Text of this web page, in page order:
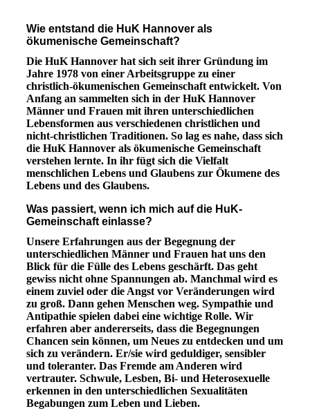
Wie entstand die HuK Hannover als
ökumenische Gemeinschaft?
Die HuK Hannover hat sich seit ihrer Gründung im
Jahre 1978 von einer Arbeitsgruppe zu einer
christlich-ökumenischen Gemeinschaft entwickelt. Von
Anfang an sammelten sich in der HuK Hannover
Männer und Frauen mit ihren unterschiedlichen
Lebensformen aus verschiedenen christlichen und
nicht-christlichen Traditionen. So lag es nahe, dass sich
die HuK Hannover als ökumenische Gemeinschaft
verstehen lernte. In ihr fügt sich die Vielfalt
menschlichen Lebens und Glaubens zur Ökumene des
Lebens und des Glaubens.
Was passiert, wenn ich mich auf die HuK-
Gemeinschaft einlasse?
Unsere Erfahrungen aus der Begegnung der
unterschiedlichen Männer und Frauen hat uns den
Blick für die Fülle des Lebens geschärft. Das geht
gewiss nicht ohne Spannungen ab. Manchmal wird es
einem zuviel oder die Angst vor Veränderungen wird
zu groß. Dann gehen Menschen weg. Sympathie und
Antipathie spielen dabei eine wichtige Rolle. Wir
erfahren aber andererseits, dass die Begegnungen
Chancen sein können, um Neues zu entdecken und um
sich zu verändern. Er/sie wird geduldiger, sensibler
und toleranter. Das Fremde am Anderen wird
vertrauter. Schwule, Lesben, Bi- und Heterosexuelle
erkennen in den unterschiedlichen Sexualitäten
Begabungen zum Leben und Lieben.